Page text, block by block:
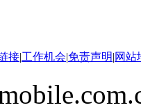
接|工作机会|免责声明|网站